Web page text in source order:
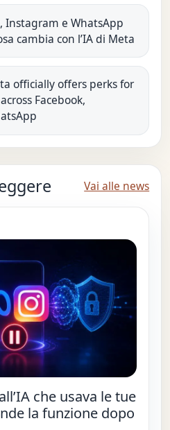
Instagram e WhatsApp
cambia con l’IA di Meta
officially offers perks for
Facebook,
Vai alle news
che usava le tue
la funzione dopo